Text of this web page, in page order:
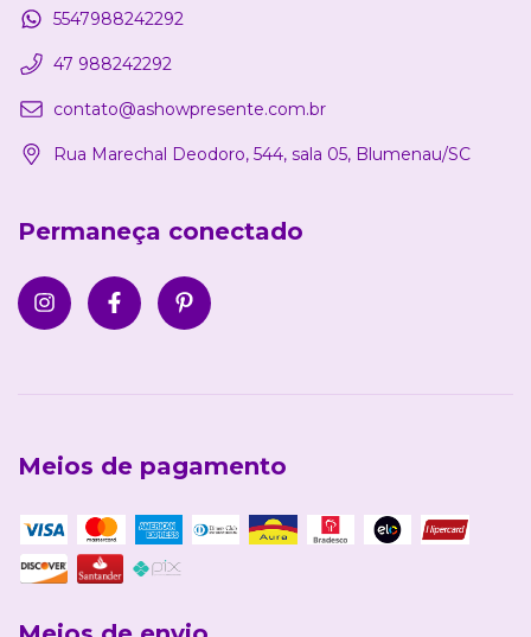
5547988242292
47 988242292
contato@ashowpresente.com.br
Rua Marechal Deodoro, 544, sala 05, Blumenau/SC
Permaneça conectado
Meios de pagamento